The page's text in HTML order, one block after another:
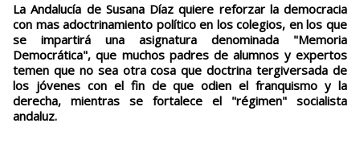
La Andalucía de Susana Díaz quiere reforzar la democracia
con mas adoctrinamiento político en los colegios, en los que
se impartirá una asignatura denominada "Memoria
Democrática", que muchos padres de alumnos y expertos
temen que no sea otra cosa que doctrina tergiversada de
los jóvenes con el fin de que odien el franquismo y la
derecha, mientras se fortalece el "régimen" socialista
andaluz.